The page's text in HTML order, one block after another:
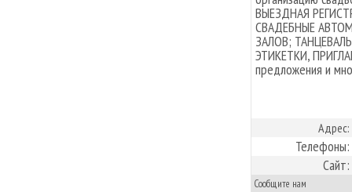
ВЫЕЗДНАЯ
СВАДЕБНЫЕ
ЗАЛОВ;
ЭТИКЕТКИ,
предложения и
Адрес:
Телефоны:
Сайт:
Сообщите нам